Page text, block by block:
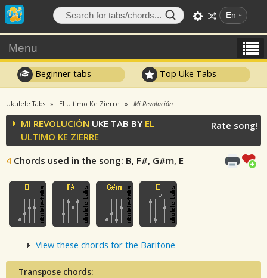
En
Menu
Beginner tabs Top Uke Tabs
Ukulele Tabs El Ultimo Ke Zierre Mi Revolución
MI REVOLUCIÓN UKE TAB BY EL
ULTIMO KE ZIERRE
4 Chords used in the song: B, F#, G#m, E
Rate song!
View these chords for the Baritone
Transpose chords: